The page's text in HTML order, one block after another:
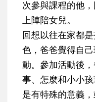
次參與課程的他
上陣陪女兒。
回想以往在家都
色，爸爸覺得自
動。參加活動後
事、怎麼和小小
是有特殊的意義